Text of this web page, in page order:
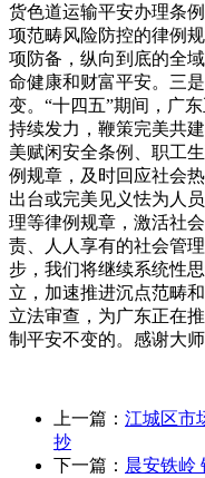
货色道运输平安办理条
项范畴风险防控的律例
项防备，纵向到底的全
命健康和财富平安。三
变。“十四五”期间，广
持续发力，鞭策完美共
美赋闲安全条例、职工
例规章，及时回应社会
出台或完美见义怯为人
理等律例规章，激活社
责、人人享有的社会管
步，我们将继续系统性
立，加速推进沉点范畴
立法审查，为广东正在
制平安不变的。感谢大师
上一篇： 江城区市
抄
下一篇： 晨安铁岭